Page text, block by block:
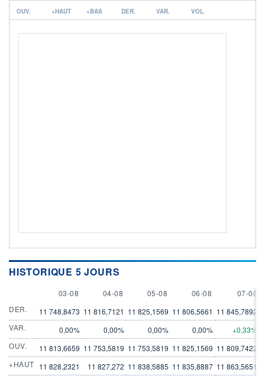
11 863,5651 11 802,1882
COTATION SPÉCIFIQUE
r
OUV. +HAUT +BAS DER. VAR. VOL.
HISTORIQUE 5 JOURS
3 AUGUST
03-08 4 AUGUST
04-08 5 AUGUST
05-08 6 AUGUST
06-08 7
07-08
DER.
11 748,8473 11 816,7121 11 825,1569 11 806,5661 11 845,7892
VAR.
0,00% 0,00% 0,00% 0,00%
+0,33%
OUV.
11 813,6659 11 753,5819 11 753,5819 11 825,1569 11 809,7422
+HAUT 11 828,2321 11 827,272 11 838,5885 11 835,8887 11 863,5651